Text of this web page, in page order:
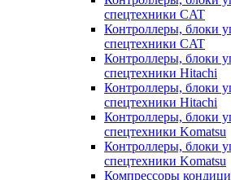
спецтехники CAT
Контроллеры, блоки
спецтехники CAT
Контроллеры, блоки
спецтехники Hitachi
Контроллеры, блоки
спецтехники Hitachi
Контроллеры, блоки
спецтехники Komatsu
Контроллеры, блоки
спецтехники Komatsu
Компрессоры